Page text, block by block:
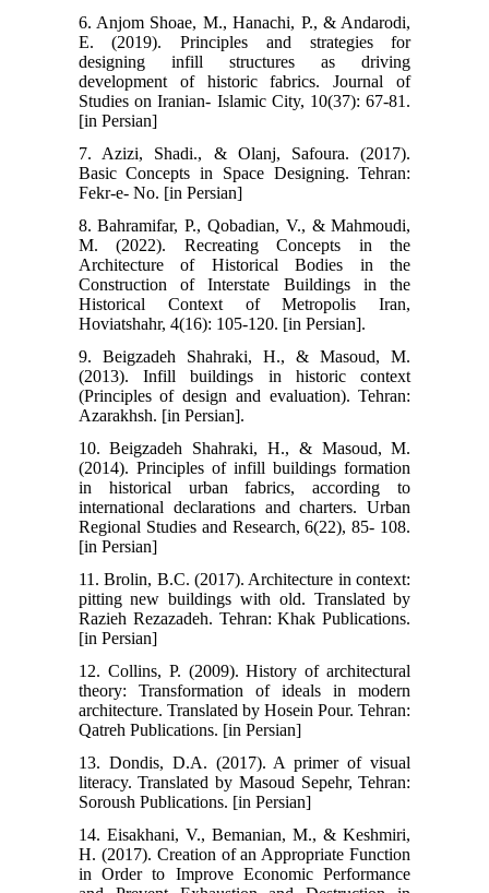
6. Anjom Shoae, M., Hanachi, P., & Andarodi,
E. (2019). Principles and strategies for
designing infill structures as driving
development of historic fabrics. Journal of
Studies on Iranian- Islamic City, 10(37): 67-81.
[in Persian]
7. Azizi, Shadi., & Olanj, Safoura. (2017).
Basic Concepts in Space Designing. Tehran:
Fekr-e- No. [in Persian]
8. Bahramifar, P., Qobadian, V., & Mahmoudi,
M. (2022). Recreating Concepts in the
Architecture of Historical Bodies in the
Construction of Interstate Buildings in the
Historical Context of Metropolis Iran,
Hoviatshahr, 4(16): 105-120. [in Persian].
9. Beigzadeh Shahraki, H., & Masoud, M.
(2013). Infill buildings in historic context
(Principles of design and evaluation). Tehran:
Azarakhsh. [in Persian].
10. Beigzadeh Shahraki, H., & Masoud, M.
(2014). Principles of infill buildings formation
in historical urban fabrics, according to
international declarations and charters. Urban
Regional Studies and Research, 6(22), 85- 108.
[in Persian]
11. Brolin, B.C. (2017). Architecture in context:
pitting new buildings with old. Translated by
Razieh Rezazadeh. Tehran: Khak Publications.
[in Persian]
12. Collins, P. (2009). History of architectural
theory: Transformation of ideals in modern
architecture. Translated by Hosein Pour. Tehran:
Qatreh Publications. [in Persian]
13. Dondis, D.A. (2017). A primer of visual
literacy. Translated by Masoud Sepehr, Tehran:
Soroush Publications. [in Persian]
14. Eisakhani, V., Bemanian, M., & Keshmiri,
H. (2017). Creation of an Appropriate Function
in Order to Improve Economic Performance